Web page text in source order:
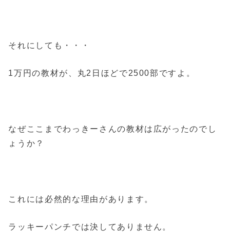
それにしても・・・
1万円の教材が、丸2日ほどで2500部ですよ。
なぜここまでわっきーさんの教材は広がったのでし
ょうか？
これには必然的な理由があります。
ラッキーパンチでは決してありません。